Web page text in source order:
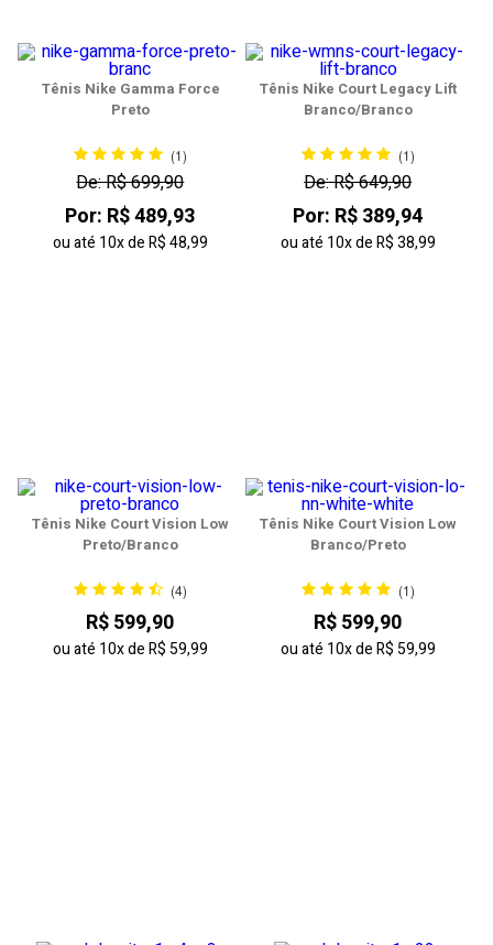
Tênis Nike Gamma Force
Preto
(1)
De: R$ 699,90
Por: R$ 489,93
ou até 10xdeR$ 48,99
Tênis Nike Court Legacy Lift
Branco/Branco
(1)
De: R$ 649,90
Por: R$ 389,94
ou até 10xdeR$ 38,99
Tênis Nike Court Vision Low
Preto/Branco
(4)
R$ 599,90
ou até 10xdeR$ 59,99
Tênis Nike Court Vision Low
Branco/Preto
(1)
R$ 599,90
ou até 10xdeR$ 59,99